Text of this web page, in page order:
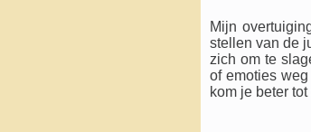
Mijn
stellen van de
zich om te
of emoties
kom je beter